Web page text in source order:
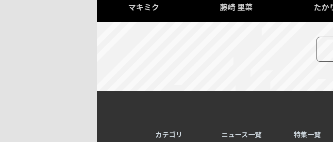
マキミク 藤崎 里菜 たか
カテゴリ
ニュース一覧
特集一覧